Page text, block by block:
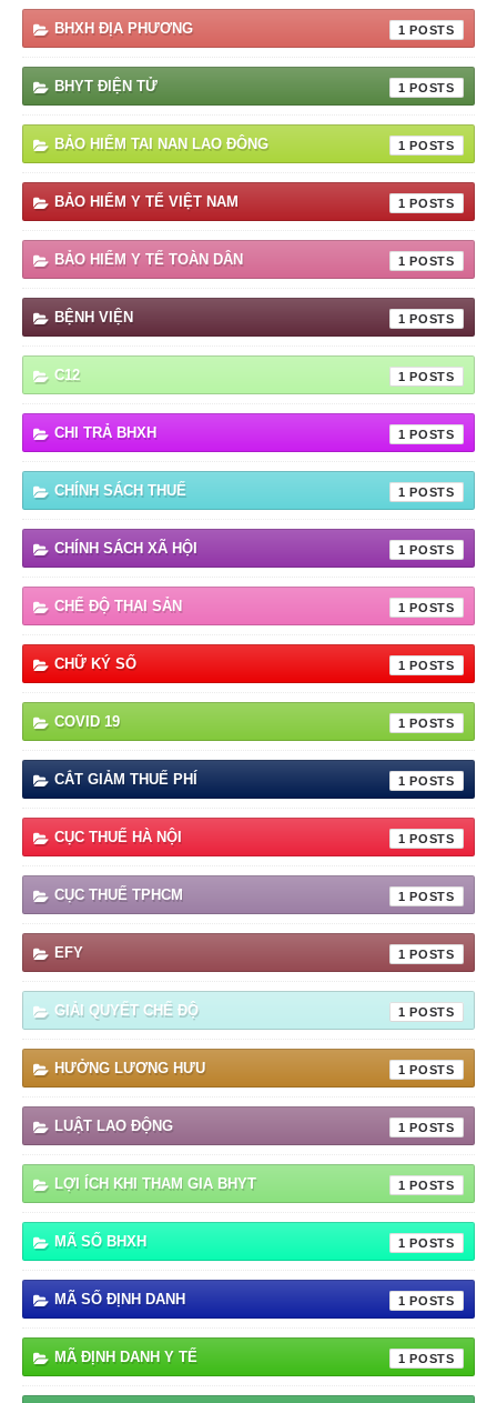
BHXH ĐỊA PHƯƠNG 1
BHYT ĐIỆN TỬ 1
BẢO HIỂM TAI NAN LAO ĐÔNG 1
BẢO HIỂM Y TẾ VIỆT NAM 1
BẢO HIỂM Y TẾ TOÀN DÂN 1
BỆNH VIỆN 1
C12 1
CHI TRẢ BHXH 1
CHÍNH SÁCH THUẾ 1
CHÍNH SÁCH XÃ HỘI 1
CHẾ ĐỘ THAI SẢN 1
CHỮ KÝ SỐ 1
COVID 19 1
CẮT GIẢM THUẾ PHÍ 1
CỤC THUẾ HÀ NỘI 1
CỤC THUẾ TPHCM 1
EFY 1
GIẢI QUYẾT CHẾ ĐỘ 1
HƯỞNG LƯƠNG HƯU 1
LUẬT LAO ĐỘNG 1
LỢI ÍCH KHI THAM GIA BHYT 1
MÃ SỐ BHXH 1
MÃ SỐ ĐỊNH DANH 1
MÃ ĐỊNH DANH Y TẾ 1